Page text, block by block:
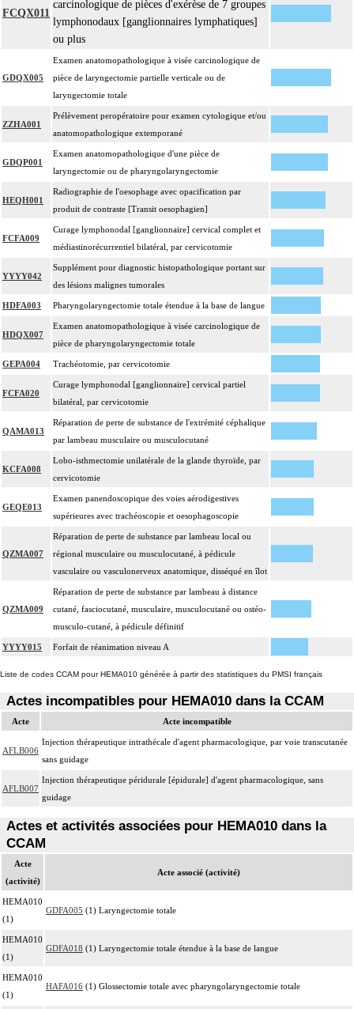
FCQX011
carcinologique de pièces d'exérèse de 7 groupes
lymphonodaux [ganglionnaires lymphatiques]
ou plus
GDQX005
Examen anatomopathologique à visée carcinologique de
pièce de laryngectomie partielle verticale ou de
laryngectomie totale
ZZHA001
Prélèvement peropératoire pour examen cytologique et/ou
anatomopathologique extemporané
GDQP001
Examen anatomopathologique d'une pièce de
laryngectomie ou de pharyngolaryngectomie
HEQH001
Radiographie de l'oesophage avec opacification par
produit de contraste [Transit oesophagien]
FCFA009
Curage lymphonodal [ganglionnaire] cervical complet et
médiastinorécurrentiel bilatéral, par cervicotomie
YYYY042
Supplément pour diagnostic histopathologique portant sur
des lésions malignes tumorales
HDFA003 Pharyngolaryngectomie totale étendue à la base de langue
HDQX007
Examen anatomopathologique à visée carcinologique de
pièce de pharyngolaryngectomie totale
GEPA004 Trachéotomie, par cervicotomie
FCFA020
Curage lymphonodal [ganglionnaire] cervical partiel
bilatéral, par cervicotomie
QAMA013
Réparation de perte de substance de l'extrémité céphalique
par lambeau musculaire ou musculocutané
KCFA008
Lobo-isthmectomie unilatérale de la glande thyroïde, par
cervicotomie
GEQE013
Examen panendoscopique des voies aérodigestives
supérieures avec trachéoscopie et oesophagoscopie
QZMA007
Réparation de perte de substance par lambeau local ou
régional musculaire ou musculocutané, à pédicule
vasculaire ou vasculonerveux anatomique, disséqué en îlot
QZMA009
Réparation de perte de substance par lambeau à distance
cutané, fasciocutané, musculaire, musculocutané ou ostéo-
musculo-cutané, à pédicule définitif
YYYY015 Forfait de réanimation niveau A
Liste de codes CCAM pour HEMA010 générée à partir des statistiques du PMSI français
Actes incompatibles pour HEMA010 dans la CCAM
Acte Acte incompatible
AFLB006
Injection thérapeutique intrathécale d'agent pharmacologique, par voie transcutanée
sans guidage
AFLB007
Injection thérapeutique péridurale [épidurale] d'agent pharmacologique, sans
guidage
Actes et activités associées pour HEMA010 dans la
CCAM
Acte
(activité)
Acte associé (activité)
HEMA010
(1)
GDFA005 (1) Laryngectomie totale
HEMA010
(1)
GDFA018 (1) Laryngectomie totale étendue à la base de langue
HEMA010
(1)
HAFA016 (1) Glossectomie totale avec pharyngolaryngectomie totale